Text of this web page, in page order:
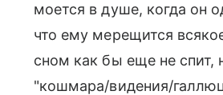
моется в душе, когда он
что ему мерещится
сном как бы еще не спит,
"кошмара/видения/